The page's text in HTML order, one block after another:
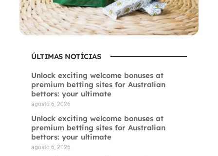
ÚLTIMAS NOTÍCIAS
Unlock exciting welcome bonuses at
premium betting sites for Australian
bettors: your ultimate
agosto 6, 2026
Unlock exciting welcome bonuses at
premium betting sites for Australian
bettors: your ultimate
agosto 6, 2026